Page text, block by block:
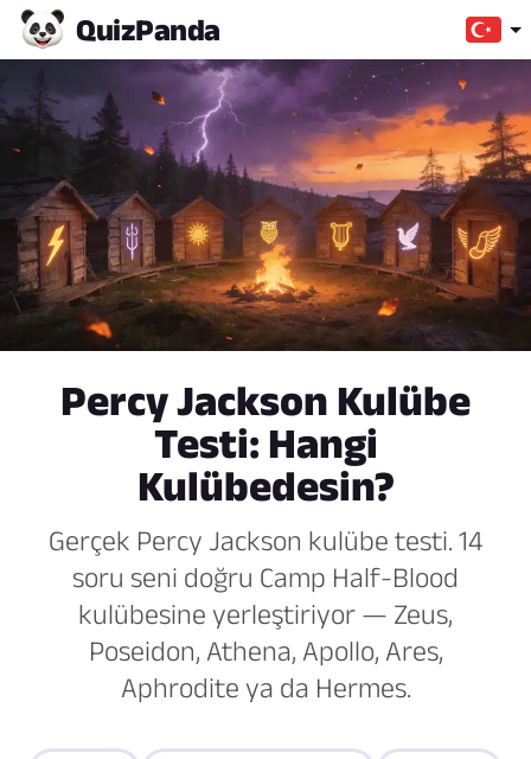
QuizPanda
Percy Jackson Kulübe
Testi: Hangi
Kulübedesin?
Gerçek Percy Jackson kulübe testi. 14
soru seni doğru Camp Half-Blood
kulübesine yerleştiriyor — Zeus,
Poseidon, Athena, Apollo, Ares,
Aphrodite ya da Hermes.